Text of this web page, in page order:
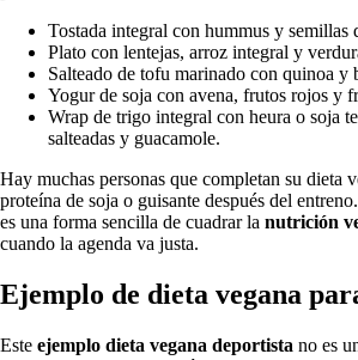
Tostada integral con hummus y semillas
Plato con lentejas, arroz integral y
Salteado de tofu marinado con quinoa y
Yogur de soja con avena, frutos rojos y
Wrap de trigo integral con heura o soja
salteadas y guacamole.
Hay muchas personas que completan su dieta
proteína de soja o guisante después del
es una forma sencilla de cuadrar la nutrición
cuando la agenda va justa.
Ejemplo de dieta vegana
Este ejemplo dieta vegana deportista no es